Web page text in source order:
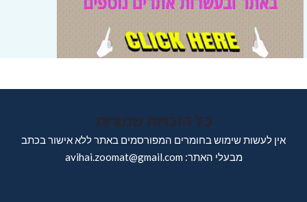
כל הזכויות שמורות
אין לעשות שימוש בחומרים המפורסמים באתר ללא אישור בכתב
מבעלי האתר: avihai.zoomat@gmail.com